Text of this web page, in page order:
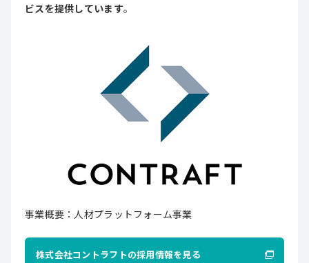
ビスを提供しています。
事業概要：人材プラットフォーム事業
株式会社コントラフトの採用情報を見る